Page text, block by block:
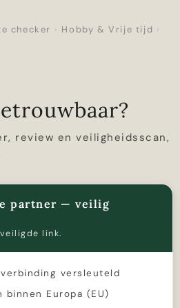
checker › Hobby & Vrije tijd ›
review en veiligheidsscan,
partner — veilig
link.
versleuteld
binnen Europa (EU)